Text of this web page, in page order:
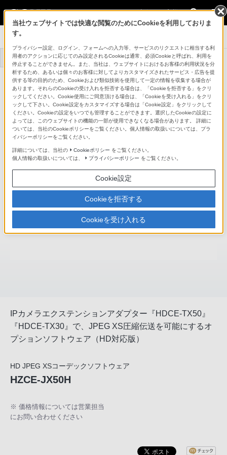
法人のお客様
システムカメラ
トップ 商品一覧 事例一覧
HD JPEG XSコーデックソフトウェア
HZCE-JX50H
詳細メニュー
IPカメラエクステンションアダプター『HDCE-TX50』
『HDCE-TX30』で、JPEG XS圧縮伝送を可能にするオ
プションソフトウェア（HD対応版）
HD JPEG XSコーデックソフトウェア
HZCE-JX50H
※ 価格情報については営業担当
にお問い合わせください
当社ウェブサイトでは快適な閲覧のためにCookieを利用しておりま
す。
プライバシー設定、ログイン、フォームへの入力等、サービスのリクエストに相当する利
用者のアクションに応じてのみ設定されるCookieは通常、必須Cookieと呼ばれ、利用を
停止することができません。また、当社は、ウェブサイトにおけるお客様の利用状況を分
析するため、あるいは個々のお客様に対してよりカスタマイズされたサービス・広告を提
供する等の目的のため、Cookieおよび類似技術を使用して一定の情報を収集する場合が
あります。それらのCookieの受け入れを拒否する場合は、「Cookieを拒否する」をクリ
ックしてください。Cookie使用にご同意頂ける場合は、「Cookieを受け入れる」をクリ
ックして下さい。Cookie設定をカスタマイズする場合は「Cookie設定」をクリックして
ください。Cookieの設定をいつでも管理することができます。選択したCookieの設定に
よっては、このウェブサイトの機能の一部が使用できなくなる場合があります。 詳細に
ついては、当社のCookieポリシーをご覧ください。個人情報の取扱いについては、プラ
イバシーポリシーをご覧ください。
詳細については、当社の Cookieポリシー をご覧ください。
個人情報の取扱いについては、
プライバシーポリシー をご覧ください。
Cookie設定
Cookieを拒否する
Cookieを受け入れる